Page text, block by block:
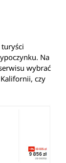
turyści
Na
wybrać
czy